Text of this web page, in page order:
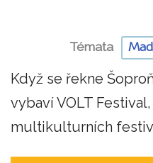
Témata
Když se řekne
vybaví VOLT
multikulturních